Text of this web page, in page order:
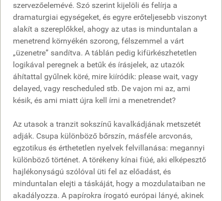
szervezőelemévé. Szó szerint kijelöli és felírja a
dramaturgiai egységeket, és egyre erőteljesebb viszonyt
alakít a szereplőkkel, ahogy az utas is minduntalan a
menetrend környékén szorong, félszemmel a várt
„üzenetre” sandítva. A táblán pedig kifürkészhetetlen
logikával peregnek a betűk és írásjelek, az utazók
áhítattal gyűlnek köré, mire kiíródik: please wait, vagy
delayed, vagy rescheduled stb. De vajon mi az, ami
késik, és ami miatt újra kell írni a menetrendet?
Az utasok a tranzit sokszínű kavalkádjának metszetét
adják. Csupa különböző bőrszín, másféle arcvonás,
egzotikus és érthetetlen nyelvek felvillanása: megannyi
különböző történet. A törékeny kínai fiúé, aki elképesztő
hajlékonyságú szólóval üti fel az előadást, és
minduntalan elejti a táskáját, hogy a mozdulataiban ne
akadályozza. A papírokra írogató európai lányé, akinek